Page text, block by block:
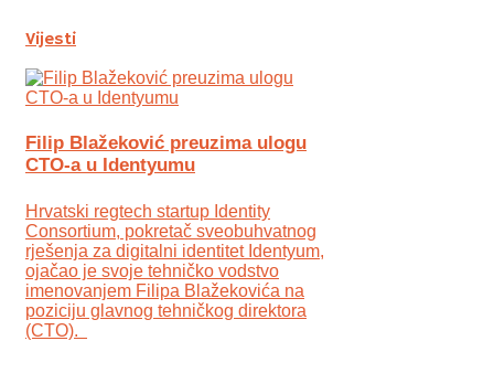
Vijesti
Filip Blažeković preuzima ulogu
CTO-a u Identyumu
Hrvatski regtech startup Identity
Consortium, pokretač sveobuhvatnog
rješenja za digitalni identitet Identyum,
ojаčao je svoje tehničko vodstvo
imenovanjem Filipa Blažekovića na
poziciju glavnog tehničkog direktora
(CTO).